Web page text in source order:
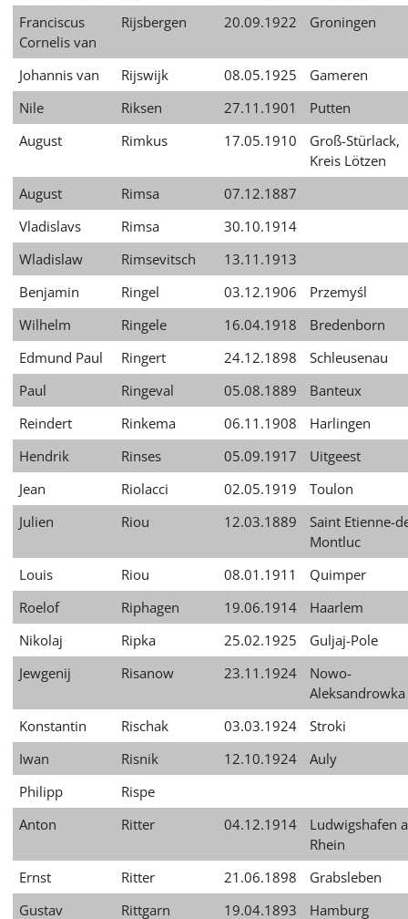
Franciscus
Cornelis van
Rijsbergen 20.09.1922 Groningen
Johannis van Rijswijk 08.05.1925
Gameren
Nile
Riksen 27.11.1901
Putten
August
Rimkus 17.05.1910
Groß-Stürlack,
Kreis Lötzen
August
Rimsa
07.12.1887
Vladislavs
Rimsa
30.10.1914
Wladislaw
Rimsevitsch
13.11.1913
Benjamin
Ringel 03.12.1906
Przemyśl
Wilhelm
Ringele 16.04.1918
Bredenborn
Edmund Paul
Ringert 24.12.1898
Schleusenau
Paul
Ringeval 05.08.1889
Banteux
Reindert
Rinkema 06.11.1908
Harlingen
Hendrik
Rinses 05.09.1917
Uitgeest
Jean
Riolacci 02.05.1919
Toulon
Julien
Riou 12.03.1889
Saint Etienne-
Montluc
Louis
Riou 08.01.1911
Quimper
Roelof
Riphagen 19.06.1914
Haarlem
Nikolaj
Ripka 25.02.1925
Guljaj-Pole
Jewgenij
Risanow 23.11.1924
Nowo-
Aleksandrowka
Konstantin
Rischak 03.03.1924
Stroki
Iwan
Risnik 12.10.1924
Auly
Philipp
Rispe
Anton
Ritter 04.12.1914
Ludwigshafen
Rhein
Ernst
Ritter 21.06.1898
Grabsleben
Gustav
Rittgarn 19.04.1893 Hamburg